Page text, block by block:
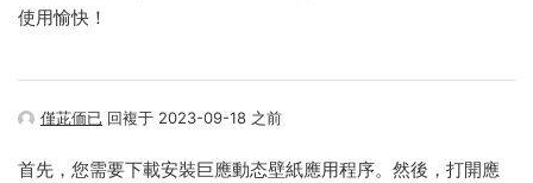
使用愉快！
僅茈侕已 回複于 2023-09-18 之前
首先，您需要下載安裝巨應動态壁紙應用程序。然後，打開應